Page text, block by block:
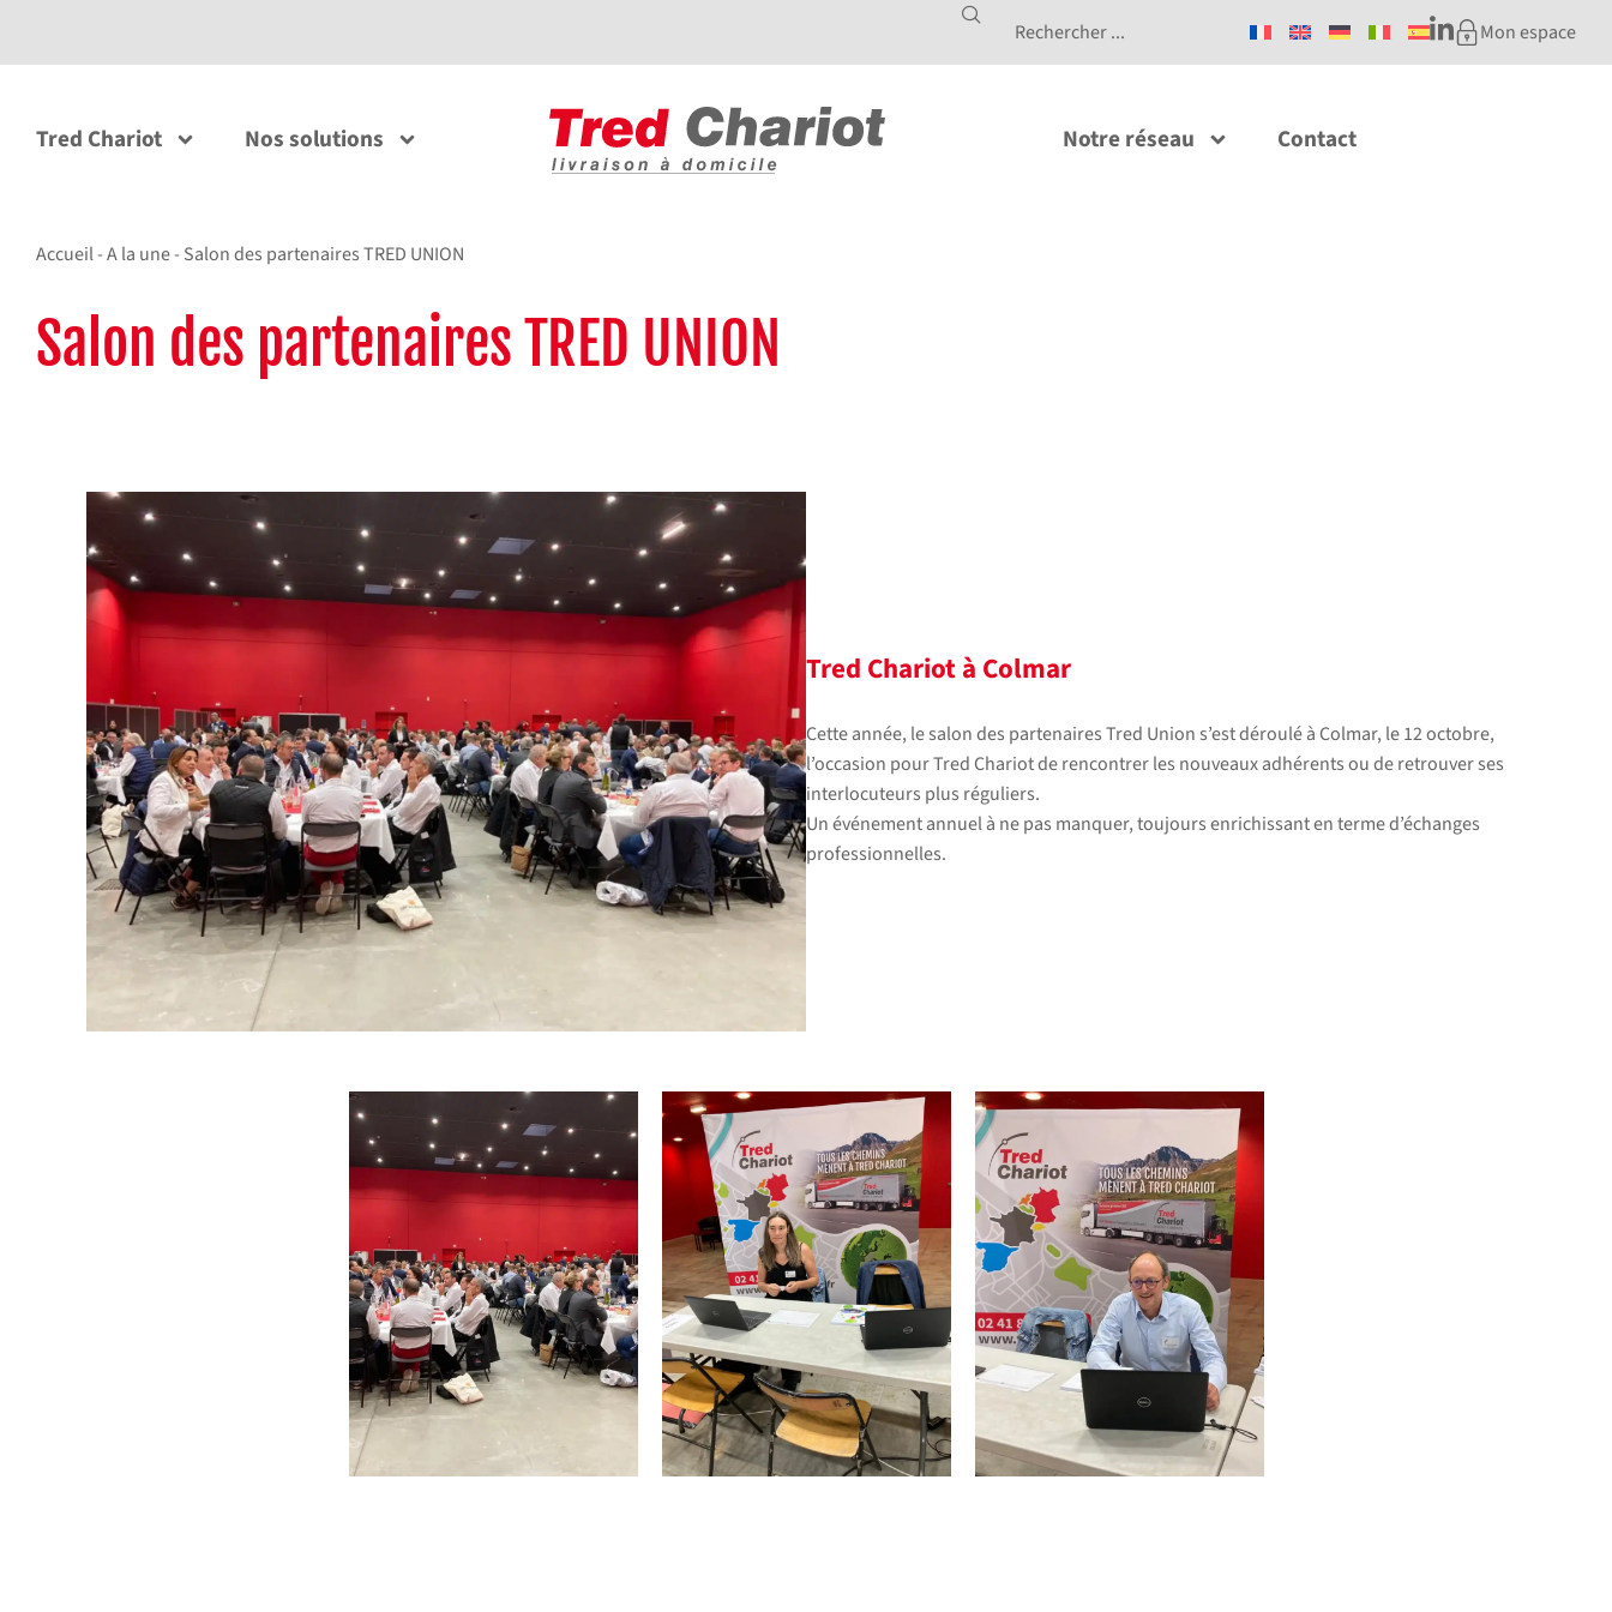
Mon espace
Tred Chariot Nos solutions Notre réseau Contact
Accueil-A la une-Salon des partenaires TRED UNION
Salon des partenaires TRED UNION
Tred Chariot à Colmar
Cette année, le salon des partenaires Tred Union s’est déroulé à Colmar, le 12 octobre,
l’occasion pour Tred Chariot de rencontrer les nouveaux adhérents ou de retrouver ses
interlocuteurs plus réguliers.
Un événement annuel à ne pas manquer, toujours enrichissant en terme d’échanges
professionnelles.